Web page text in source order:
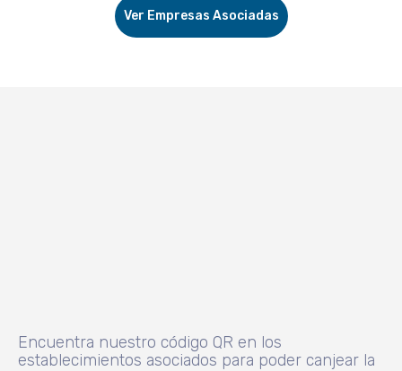
Ver Empresas Asociadas
Encuentra nuestro código QR en los
establecimientos asociados para poder canjear la